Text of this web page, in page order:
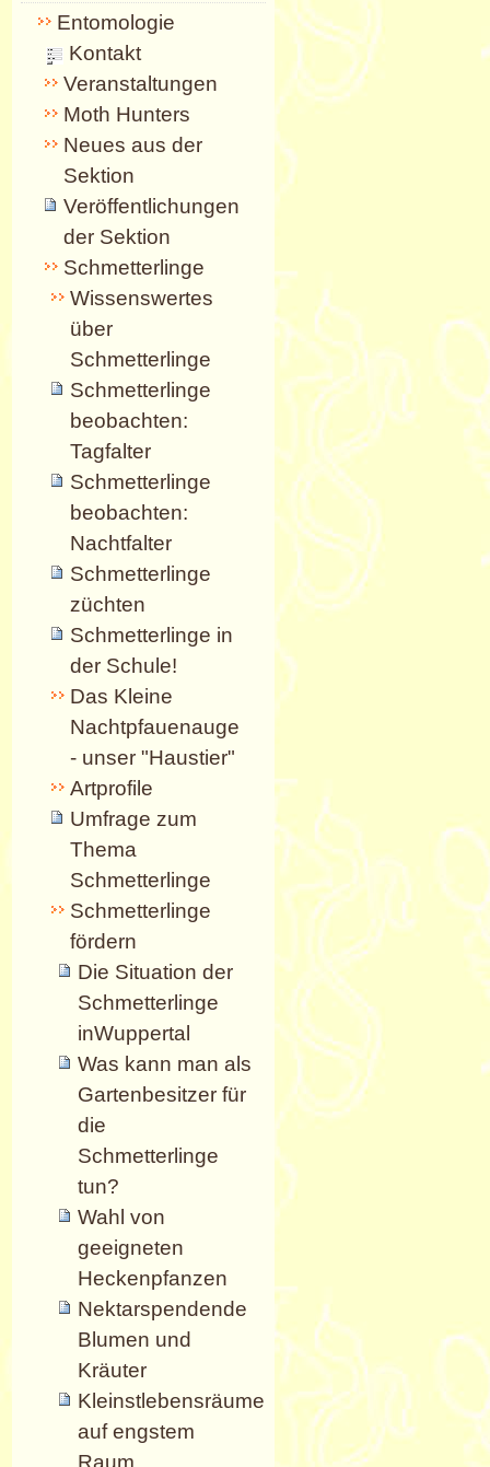
Entomologie
Kontakt
Veranstaltungen
Moth Hunters
Neues aus der
Sektion
Veröffentlichungen
der Sektion
Schmetterlinge
Wissenswertes
über
Schmetterlinge
Schmetterlinge
beobachten:
Tagfalter
Schmetterlinge
beobachten:
Nachtfalter
Schmetterlinge
züchten
Schmetterlinge in
der Schule!
Das Kleine
Nachtpfauenauge
- unser "Haustier"
Artprofile
Umfrage zum
Thema
Schmetterlinge
Schmetterlinge
fördern
Die Situation der
Schmetterlinge
inWuppertal
Was kann man als
Gartenbesitzer für
die
Schmetterlinge
tun?
Wahl von
geeigneten
Heckenpfanzen
Nektarspendende
Blumen und
Kräuter
Kleinstlebensräume
auf engstem
Raum